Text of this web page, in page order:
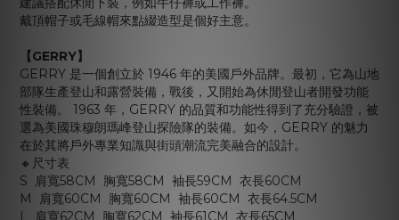
戴頂帽子或毛線帽來點綴造型是個好主意。
【GERRY】
GERRY 是一個創立於 1946 年的美國戶外品牌。最初，它為山地
部隊生產登山和露營裝備，戰後，又開始為休閒登山者開發功能
性裝備。 1963 年，GERRY 的品質和功能性得到了充分驗證，被
選為美國珠穆朗瑪峰登山探險隊的裝備。如今，GERRY 的魅力
在於其將戶外專業知識與街頭潮流完美融合的設計。
🔸尺寸表
S 肩寬58CM 胸寬58CM 袖長59CM 衣長60CM
M 肩寬60CM 胸寬60CM 袖長60CM 衣長64.5CM
L 肩寬62CM 胸寬62CM 袖長61CM 衣長65CM